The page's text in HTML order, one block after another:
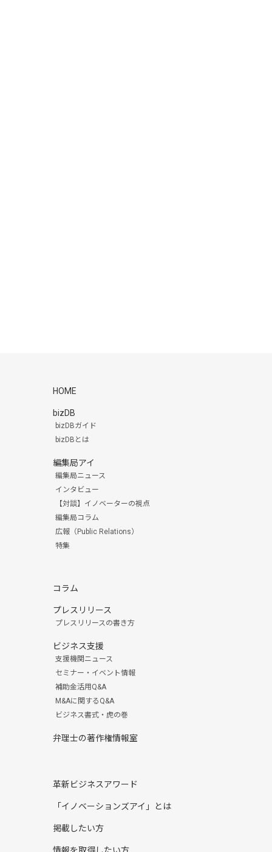
HOME
bizDB
bizDBガイド
bizDBとは
編集局アイ
編集局ニュース
インタビュー
【対談】イノベーターの視点
編集局コラム
広報（Public Relations）
特集
コラム
プレスリリース
プレスリリースの書き方
ビジネス支援
支援機関ニュース
セミナー・イベント情報
補助金活用Q&A
M&Aに関するQ&A
ビジネス書式・虎の巻
弁理士の著作権情報室
革新ビジネスアワード
「イノベーションズアイ」とは
掲載したい方